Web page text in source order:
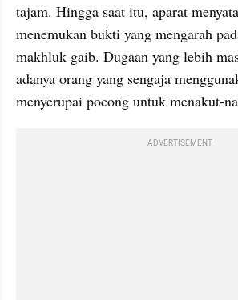
tajam. Hingga saat itu, aparat
menemukan bukti yang mengarah
makhluk gaib. Dugaan yang lebih
adanya orang yang sengaja
menyerupai pocong untuk menakut-
ADVERTISEMENT